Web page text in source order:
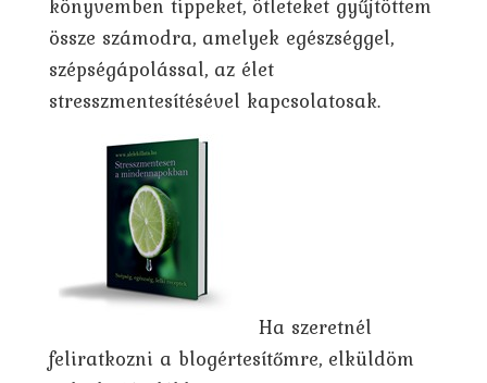
könyvemben tippeket, ötleteket gyűjtöttem
össze számodra, amelyek egészséggel,
szépségápolással, az élet
stresszmentesítésével kapcsolatosak.
Ha szeretnél
feliratkozni a blogértesítőmre, elküldöm